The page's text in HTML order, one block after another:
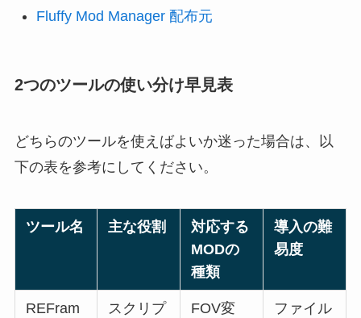
Fluffy Mod Manager 配布元
2つのツールの使い分け早見表
どちらのツールを使えばよいか迷った場合は、以
下の表を参考にしてください。
ツール名 主な役割
対応する
MODの
種類
導入の難
易度
REFram
スクリプ
FOV変
ファイル